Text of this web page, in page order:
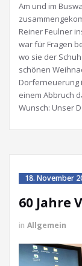
Am und im
Reiner Feulner
war für Fragen
wo sie der
schönen
Dorferneuerung
einem Abbruch
Wunsch: Unser
18. November
60 Jahre
in Allgemein